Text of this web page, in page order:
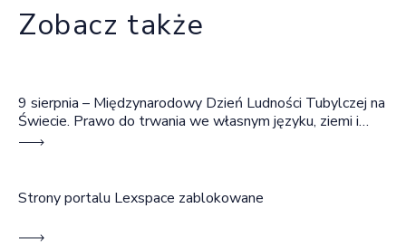
Zobacz także
9 sierpnia – Międzynarodowy Dzień Ludności Tubylczej na
Świecie. Prawo do trwania we własnym języku, ziemi i
wspólnocie
Strony portalu Lexspace zablokowane